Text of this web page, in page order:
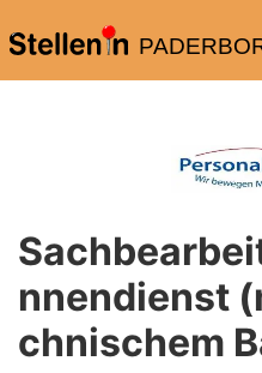
nnendienst
chnischem